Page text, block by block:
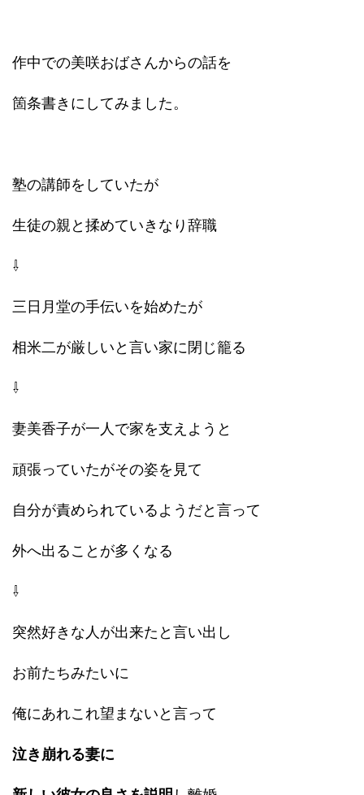
作中での美咲おばさんからの話を
箇条書きにしてみました。
塾の講師をしていたが
生徒の親と揉めていきなり辞職
⇩
三日月堂の手伝いを始めたが
相米二が厳しいと言い家に閉じ籠る
⇩
妻美香子が一人で家を支えようと
頑張っていたがその姿を見て
自分が責められているようだと言って
外へ出ることが多くなる
⇩
突然好きな人が出来たと言い出し
お前たちみたいに
俺にあれこれ望まないと言って
泣き崩れる妻に